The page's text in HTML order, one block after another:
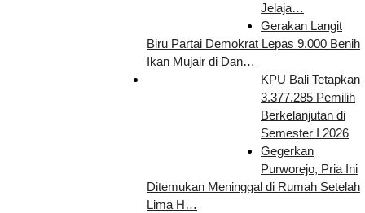
Jelaja…
Gerakan Langit
Biru Partai Demokrat Lepas 9.000 Benih
Ikan Mujair di Dan…
KPU Bali Tetapkan
3.377.285 Pemilih
Berkelanjutan di
Semester I 2026
Gegerkan
Purworejo, Pria Ini
Ditemukan Meninggal di Rumah Setelah
Lima H…